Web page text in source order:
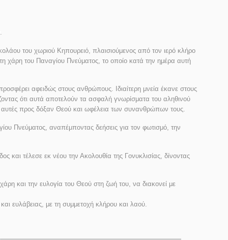
του χωριού Κηπουρειό, πλαισιούμενος από τον ιερό κλήρο
χάρη του Παναγίου Πνεύματος, το οποίο κατά την ημέρα αυτή
αφειδώς στους ανθρώπους. Ιδιαίτερη μνεία έκανε στους
ότι αυτά αποτελούν τα ασφαλή γνωρίσματα του αληθινού
αυτές προς δόξαν Θεού και ωφέλεια των συνανθρώπων τους.
Πνεύματος, αναπέμποντας δεήσεις για τον φωτισμό, την
τέλεσε εκ νέου την Ακολουθία της Γονυκλισίας, δίνοντας
και την ευλογία του Θεού στη ζωή του, να διακονεί με
ευλάβειας, με τη συμμετοχή κλήρου και λαού.